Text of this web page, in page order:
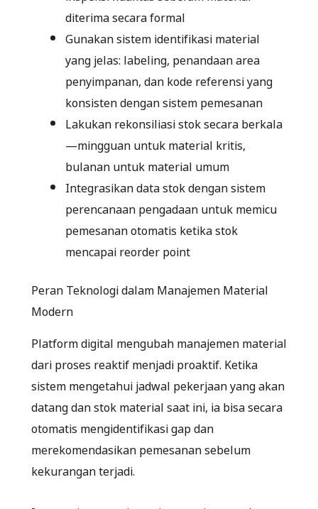
diterima secara formal
Gunakan sistem identifikasi material
yang jelas: labeling, penandaan area
penyimpanan, dan kode referensi yang
konsisten dengan sistem pemesanan
Lakukan rekonsiliasi stok secara berkala
—mingguan untuk material kritis,
bulanan untuk material umum
Integrasikan data stok dengan sistem
perencanaan pengadaan untuk memicu
pemesanan otomatis ketika stok
mencapai reorder point
Peran Teknologi dalam Manajemen Material
Modern
Platform digital mengubah manajemen material
dari proses reaktif menjadi proaktif. Ketika
sistem mengetahui jadwal pekerjaan yang akan
datang dan stok material saat ini, ia bisa secara
otomatis mengidentifikasi gap dan
merekomendasikan pemesanan sebelum
kekurangan terjadi.